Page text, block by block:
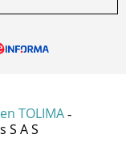
TOLIMA -
S A S